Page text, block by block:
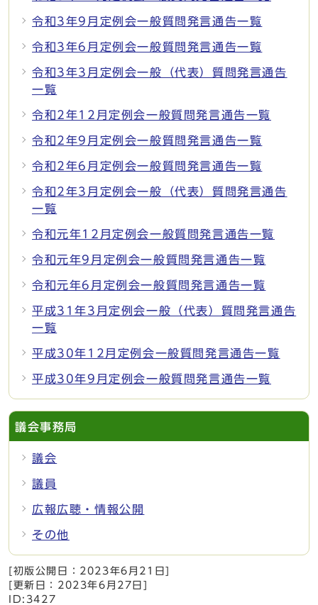
令和3年9月定例会一般質問発言通告一覧
令和3年6月定例会一般質問発言通告一覧
令和3年3月定例会一般（代表）質問発言通告
一覧
令和2年12月定例会一般質問発言通告一覧
令和2年9月定例会一般質問発言通告一覧
令和2年6月定例会一般質問発言通告一覧
令和2年3月定例会一般（代表）質問発言通告
一覧
令和元年12月定例会一般質問発言通告一覧
令和元年9月定例会一般質問発言通告一覧
令和元年6月定例会一般質問発言通告一覧
平成31年3月定例会一般（代表）質問発言通告
一覧
平成30年12月定例会一般質問発言通告一覧
平成30年9月定例会一般質問発言通告一覧
議会事務局
議会
議員
広報広聴・情報公開
その他
[初版公開日： 2023年6月21日
[更新日： 2023年6月27日
ID:3427